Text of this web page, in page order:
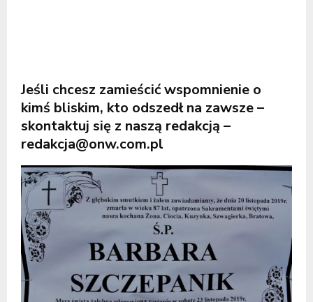
Jeśli chcesz zamieścić wspomnienie o
kimś bliskim, kto odszedł na zawsze –
skontaktuj się z naszą redakcją –
redakcja@onw.com.pl